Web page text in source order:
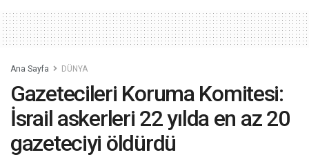
Ana Sayfa DÜNYA
Gazetecileri Koruma Komitesi:
İsrail askerleri 22 yılda en az 20
gazeteciyi öldürdü